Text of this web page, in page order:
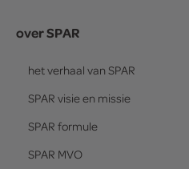
over SPAR
het verhaal van SPAR
SPAR visie en missie
SPAR formule
SPAR MVO